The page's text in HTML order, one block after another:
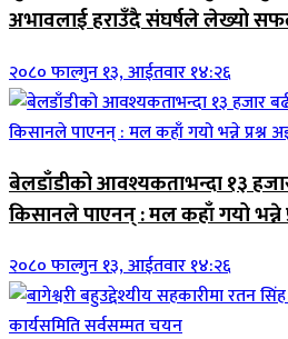
अभावलाई हराउँदै संघर्षले लेख्यो
२०८० फाल्गुन १३, आईतवार १४:२६
बेलडाँडीको आवश्यकताभन्दा १३ हजार
किसानले पाएनन् : मल कहाँ गयो भन्ने
२०८० फाल्गुन १३, आईतवार १४:२६